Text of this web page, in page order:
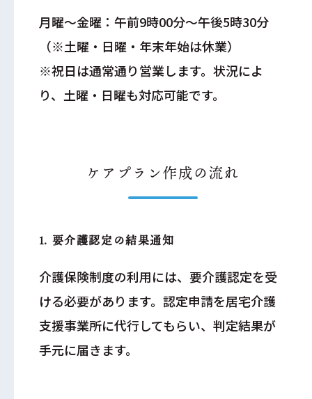
月曜～金曜：午前9時00分～午後5時30分
（※土曜・日曜・年末年始は休業）
※祝日は通常通り営業します。状況によ
り、土曜・日曜も対応可能です。
ケアプラン作成の流れ
1. 要介護認定の結果通知
介護保険制度の利用には、要介護認定を受
ける必要があります。認定申請を居宅介護
支援事業所に代行してもらい、判定結果が
手元に届きます。